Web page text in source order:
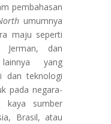
pembahasan
umumnya
maju seperti
Jerman, dan
yang
dan teknologi
pada negara-
kaya sumber
Brasil, atau